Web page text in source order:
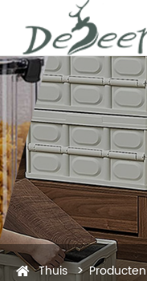
Thuis Producten